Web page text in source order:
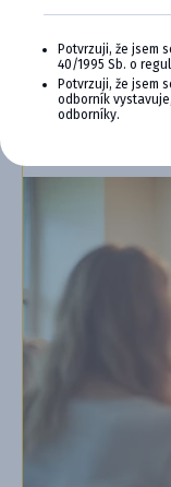
Ďalšie
Potvrzuji, že jsem
40/1995 Sb. o
Potvrzuji, že jsem
odborník
odborníky.